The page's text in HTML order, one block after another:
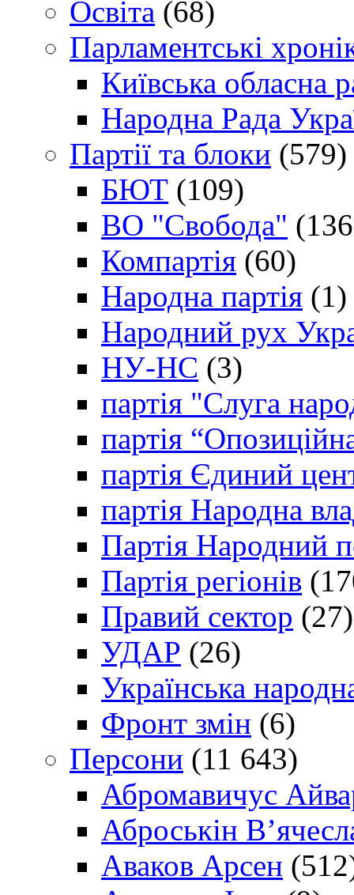
Освіта (68)
Парламентські
Київська обласна
Народна Рада
Партії та блоки (579)
БЮТ (109)
ВО "Свобода"
Компартія (60)
Народна партія (1)
Народний рух
НУ-НС (3)
партія "Слуга
партія
партія Єдиний
партія Народна
Партія Народний
Партія регіонів
Правий сектор (27)
УДАР (26)
Українська
Фронт змін (6)
Персони (11 643)
Абромавичус
Аброськін
Аваков Арсен